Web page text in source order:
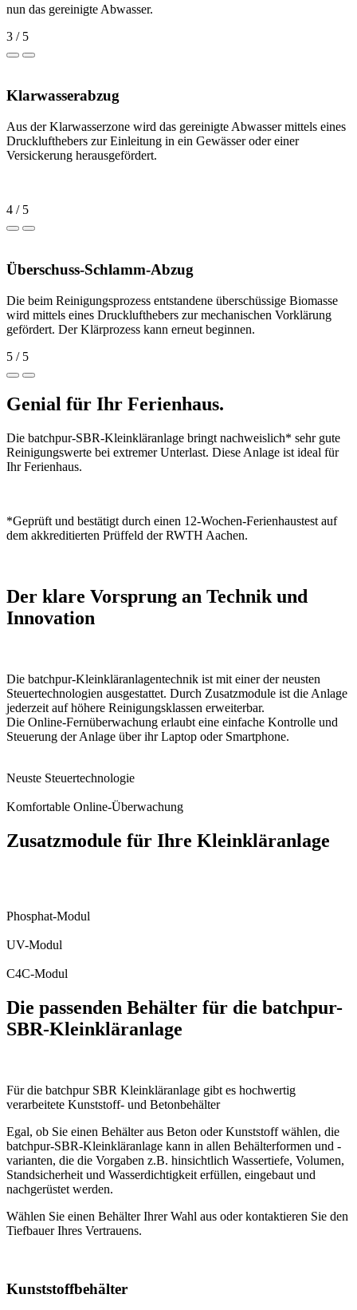
nun das gereinigte Abwasser.
3 / 5
Klarwasserabzug
Aus der Klarwasserzone wird das gereinigte Abwasser mittels eines
Drucklufthebers zur Einleitung in ein Gewässer oder einer
Versickerung herausgefördert.
4 / 5
Überschuss-Schlamm-Abzug
Die beim Reinigungsprozess entstandene überschüssige Biomasse
wird mittels eines Drucklufthebers zur mechanischen Vorklärung
gefördert. Der Klärprozess kann erneut beginnen.
5 / 5
Genial für Ihr Ferienhaus.
Die batchpur-SBR-Kleinkläranlage bringt nachweislich* sehr gute
Reinigungswerte bei extremer Unterlast. Diese Anlage ist ideal für
Ihr Ferienhaus.
*Geprüft und bestätigt durch einen 12-Wochen-Ferienhaustest auf
dem akkreditierten Prüffeld der RWTH Aachen.
Der klare Vorsprung an Technik und
Innovation
Die batchpur-Kleinkläranlagentechnik ist mit einer der neusten
Steuertechnologien ausgestattet. Durch Zusatzmodule ist die Anlage
jederzeit auf höhere Reinigungsklassen erweiterbar.
Die Online-Fernüberwachung erlaubt eine einfache Kontrolle und
Steuerung der Anlage über ihr Laptop oder Smartphone.
Neuste Steuertechnologie
Komfortable Online-Überwachung
Zusatzmodule für Ihre Kleinkläranlage
Phosphat-Modul
UV-Modul
C4C-Modul
Die passenden Behälter für die batchpur-
SBR-Kleinkläranlage
Für die batchpur SBR Kleinkläranlage gibt es hochwertig
verarbeitete Kunststoff- und Betonbehälter
Egal, ob Sie einen Behälter aus Beton oder Kunststoff wählen, die
batchpur-SBR-Kleinkläranlage kann in allen Behälterformen und -
varianten, die die Vorgaben z.B. hinsichtlich Wassertiefe, Volumen,
Standsicherheit und Wasserdichtigkeit erfüllen, eingebaut und
nachgerüstet werden.
Wählen Sie einen Behälter Ihrer Wahl aus oder kontaktieren Sie den
Tiefbauer Ihres Vertrauens.
Kunststoffbehälter